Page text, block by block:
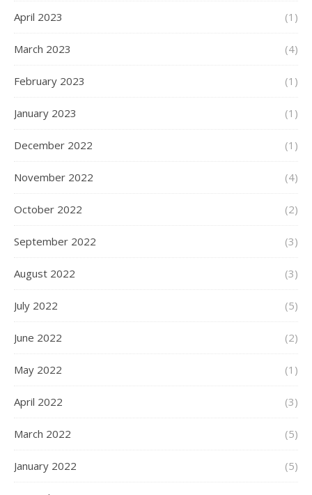
April 2023 (1)
March 2023 (4)
February 2023 (1)
January 2023 (1)
December 2022 (1)
November 2022 (4)
October 2022 (2)
September 2022 (3)
August 2022 (3)
July 2022 (5)
June 2022 (2)
May 2022 (1)
April 2022 (3)
March 2022 (5)
January 2022 (5)